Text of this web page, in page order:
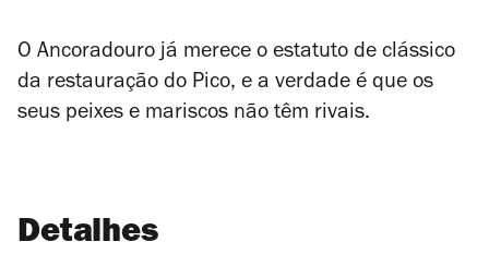
O Ancoradouro já merece o estatuto de clássico
da restauração do Pico, e a verdade é que os
seus peixes e mariscos não têm rivais.
Detalhes